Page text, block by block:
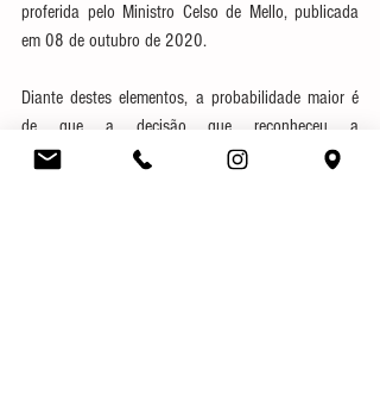
proferida pelo Ministro Celso de Mello, publicada
em 08 de outubro de 2020.
Diante destes elementos, a probabilidade maior é
de que a decisão que reconheceu a
impenhorabilidade do bem de família do fiador